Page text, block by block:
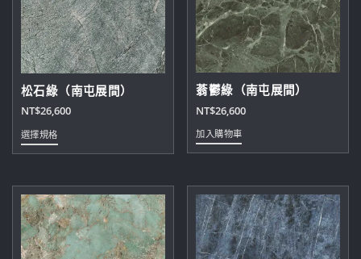
松石綠（南屯展間）
NT$26,600
選擇規格此
產
有
多
種
款
蓊鬱綠（南屯展間）
NT$26,600
加入購物車